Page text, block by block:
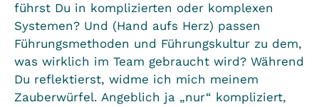
führst Du in komplizierten oder komplexen
Systemen? Und (Hand aufs Herz) passen
Führungsmethoden und Führungskultur zu dem,
was wirklich im Team gebraucht wird? Während
Du reflektierst, widme ich mich meinem
Zauberwürfel. Angeblich ja „nur“ kompliziert,